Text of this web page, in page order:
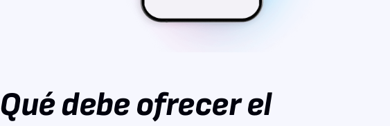
Qué debe ofrecer el